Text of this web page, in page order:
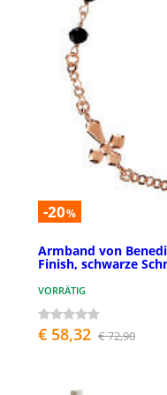
-20%
Armband von
Finish, schwarze
VORRÄTIG
€ 58,32 € 72,90